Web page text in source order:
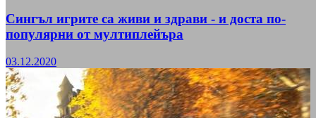
Сингъл игрите са живи и здрави - и доста по-
популярни от мултиплейъра
03.12.2020